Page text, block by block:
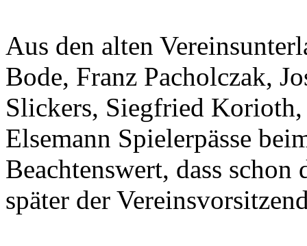
Aus den alten
Bode, Franz Pacholczak,
Slickers, Siegfried
Elsemann Spielerpässe
Beachtenswert, dass
später der